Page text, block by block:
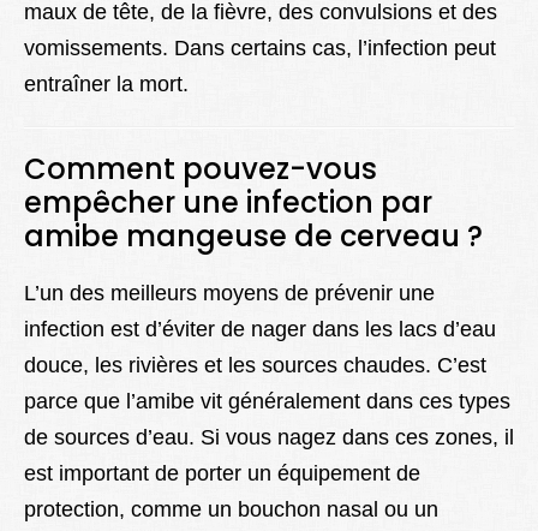
maux de tête, de la fièvre, des convulsions et des
vomissements. Dans certains cas, l’infection peut
entraîner la mort.
Comment pouvez-vous
empêcher une infection par
amibe mangeuse de cerveau ?
L’un des meilleurs moyens de prévenir une
infection est d’éviter de nager dans les lacs d’eau
douce, les rivières et les sources chaudes. C’est
parce que l’amibe vit généralement dans ces types
de sources d’eau. Si vous nagez dans ces zones, il
est important de porter un équipement de
protection, comme un bouchon nasal ou un